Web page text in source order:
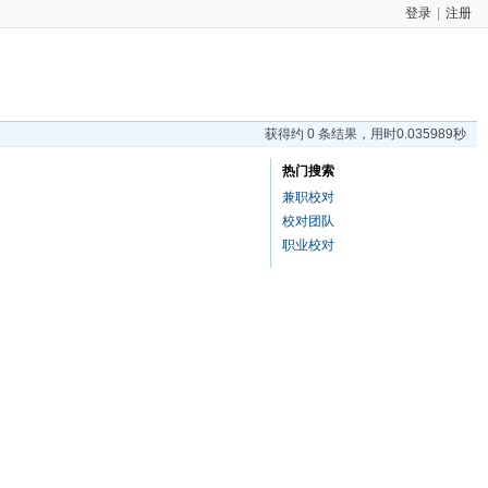
登录 注册
获得约 0 条结果，用时0.035989秒
热门搜索
兼职校对
校对团队
职业校对